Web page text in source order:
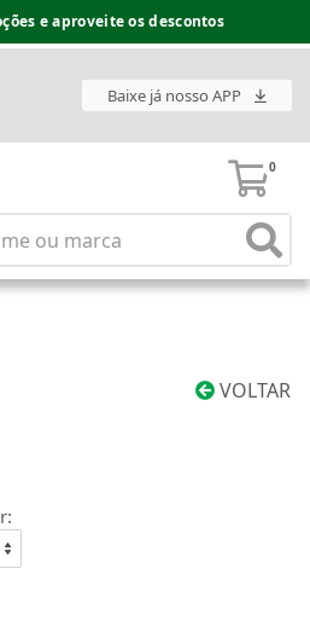
e aproveite os descontos
Baixe já nosso APP
0
VOLTAR